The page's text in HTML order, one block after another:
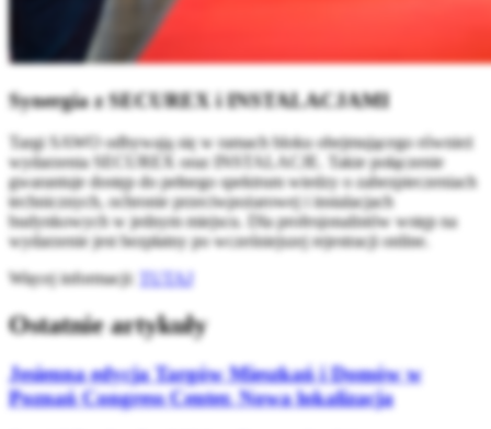
Synergia z SECUREX i INSTALACJAMI
Targi SAWO odbywają się w ramach bloku obejmującego również
wydarzenia SECUREX oraz INSTALACJE. Takie połączenie
gwarantuje dostęp do pełnego spektrum wiedzy o zabezpieczeniach
technicznych, ochronie przeciwpożarowej i instalacjach
budynkowych w jednym miejscu. Dla profesjonalistów wstęp na
wydarzenie jest bezpłatny po wcześniejszej rejestracji online.
Więcej informacji:
TUTAJ
Ostatnie artykuły
Jesienna edycja Targów Mieszkań i Domów w
Poznań Congress Center. Nowa lokalizacja